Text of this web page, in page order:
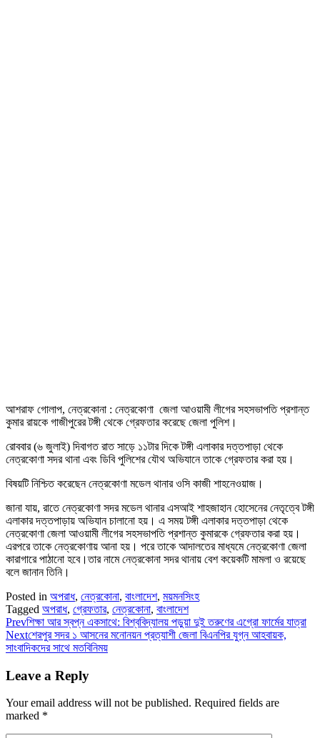
আশরাফ গোলাপ, নেত্রকোনা : নেত্রকোণা জেলা আওয়ামী লীগের সহসভাপতি প্রশান্ত
কুমার রায়কে গাজীপুরের টঙ্গী থেকে গ্রেফতার করেছে জেলা পুলিশ।
রোববার (৬ জুলাই) দিবাগত রাত সাড়ে ১১টার দিকে টঙ্গী এলাকার দত্তপাড়া থেকে
নেত্রকোণা সদর থানা এবং ডিবি পুলিশের যৌথ অভিযানে তাকে গ্রেফতার করা হয়।
বিষয়টি নিশ্চিত করেছেন নেত্রকোণা মডেল থানার ওসি কাজী শাহনেওয়াজ।
জানা যায়, রাতে নেত্রকোণা সদর মডেল থানার এসআই শাহজাহান হোসেনের নেতৃত্বে টঙ্গী
এলাকার দত্তপাড়ায় অভিযান চালানো হয়। এ সময় টঙ্গী এলাকার দত্তপাড়া থেকে
নেত্রকোণা জেলা আওয়ামী লীগের সহসভাপতি প্রশান্ত কুমারকে গ্রেফতার করা হয়।
এরপরে তাকে নেত্রকোণায় আনা হয়। পরে তাকে আদালতের মাধ্যমে নেত্রকোণা জেলা
কারাগারে পাঠানো হবে।তার নামে নেত্রকোনা সদর থানায় বেশ কয়েকটি মামলা ও রয়েছে
বলে জানান তিনি।
Posted in অপরাধ, নেত্রকোনা, বাংলাদেশ, ময়মনসিংহ
Tagged অপরাধ, গ্রেফতার, নেত্রকোনা, বাংলাদেশ
Prevশিক্ষা আর স্বপ্ন একসাথে: বিশ্ববিদ্যালয় পড়ুয়া দুই তরুণের এগ্রো ফার্মের যাত্রা
Nextশেরপুর সদর ১ আসনের মনোনয়ন প্রত্যাশী জেলা বিএনপির যুগ্ন আহবায়ক,
সাংবাদিকদের সাথে মতবিনিময়
Leave a Reply
Your email address will not be published. Required fields are
marked *